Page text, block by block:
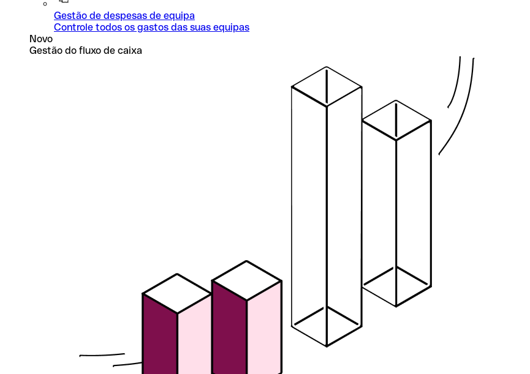
Gestão de despesas de equipa
Controle todos os gastos das suas equipas
Novo
Gestão do fluxo de caixa